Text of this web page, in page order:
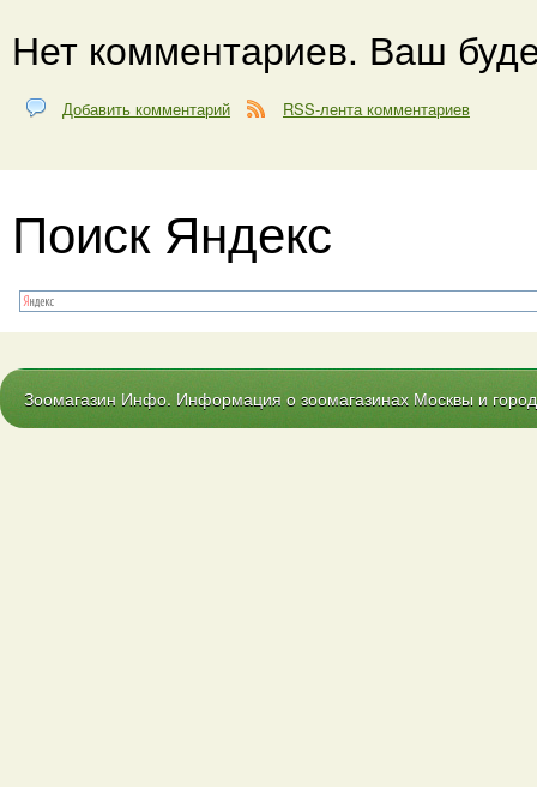
Нет комментариев. Ваш
Добавить комментарий RSS-лента комментариев
Поиск Яндекс
Зоомагазин Инфо. Информация о зоомагазинах Москвы и